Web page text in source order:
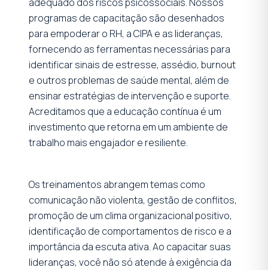
programas de capacitação são desenhados
para empoderar o RH, a CIPA e as lideranças,
fornecendo as ferramentas necessárias para
identificar sinais de estresse, assédio, burnout
e outros problemas de saúde mental, além de
ensinar estratégias de intervenção e suporte.
Acreditamos que a educação contínua é um
investimento que retorna em um ambiente de
trabalho mais engajador e resiliente.
Os treinamentos abrangem temas como
comunicação não violenta, gestão de conflitos,
promoção de um clima organizacional positivo,
identificação de comportamentos de risco e a
importância da escuta ativa. Ao capacitar suas
lideranças, você não só atende à exigência da